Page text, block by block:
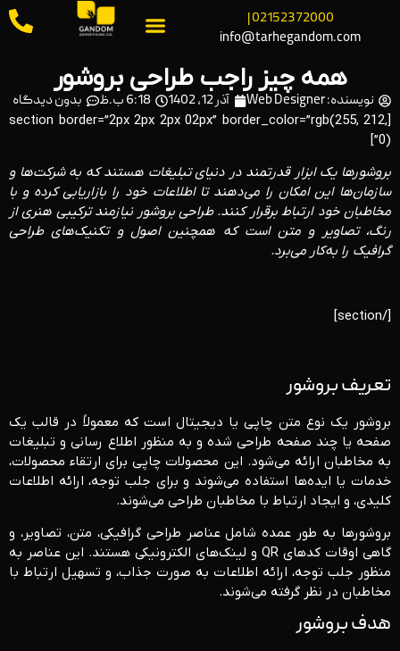
02152372000 |
info@tarhegandom.com
همه چیز راجب طراحی بروشور
نویسنده: آذر 12, 1402 6:18 ب.ظ بدون دیدگاه
[section border=”2px 2px 2px 02px” border_color=”rgb(255, 212,
0)”]
بروشورها یک ابزار قدرتمند در دنیای تبلیغات هستند که به شرکت‌ها و
سازمان‌ها این امکان را می‌دهند تا اطلاعات خود را بازاریابی کرده و با
مخاطبان خود ارتباط برقرار کنند. طراحی بروشور نیازمند ترکیبی هنری از
رنگ، تصاویر و متن است که همچنین اصول و تکنیک‌های طراحی
گرافیک را به‌کار می‌برد.
[/section]
تعریف بروشور
بروشور یک نوع متن چاپی یا دیجیتال است که معمولاً در قالب یک
صفحه یا چند صفحه طراحی شده و به منظور اطلاع ‌رسانی و تبلیغات
به مخاطبان ارائه می‌شود. این محصولات چاپی برای ارتقاء محصولات،
خدمات یا ایده‌ها استفاده می‌شوند و برای جلب توجه، ارائه اطلاعات
کلیدی، و ایجاد ارتباط با مخاطبان طراحی می‌شوند.
بروشورها به طور عمده شامل عناصر طراحی گرافیکی، متن، تصاویر، و
گاهی اوقات کدهای QR و لینک‌های الکترونیکی هستند. این عناصر به
منظور جلب توجه، ارائه اطلاعات به صورت جذاب، و تسهیل ارتباط با
مخاطبان در نظر گرفته می‌شوند.
هدف بروشور